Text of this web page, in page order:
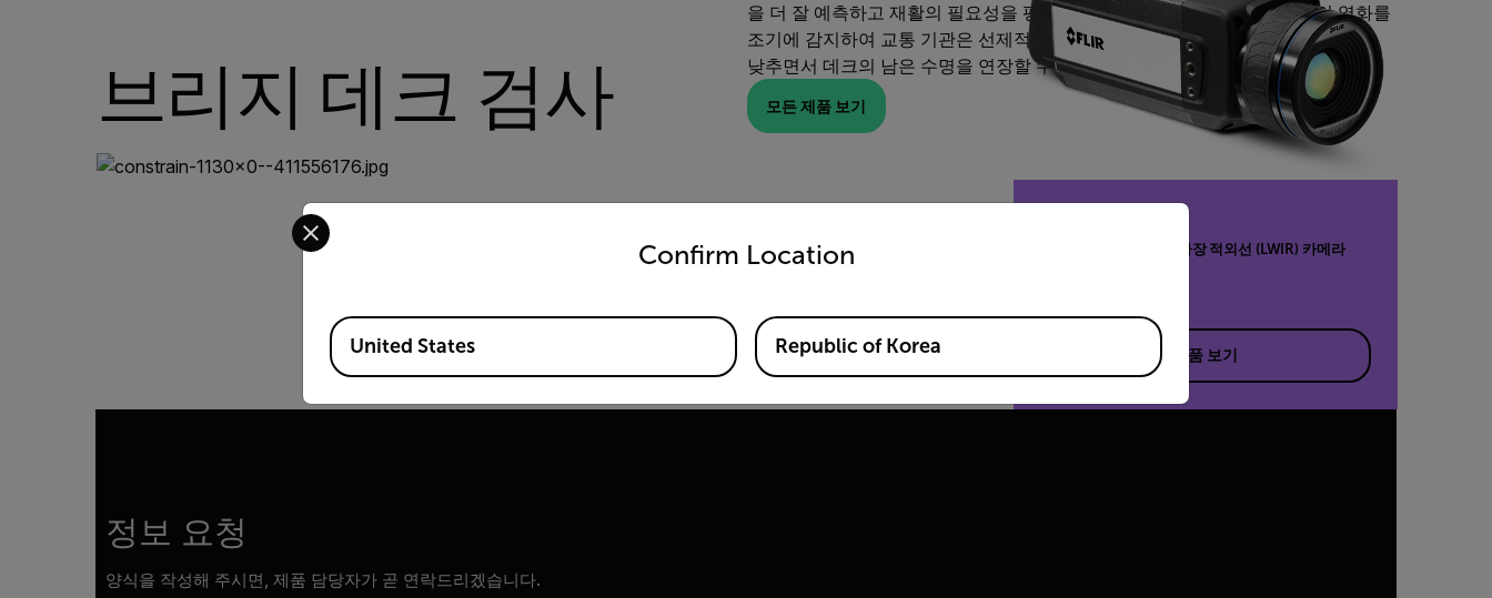
브리지 데크 검사
을 더 잘 예측하고 재활의 필요성을 평가하는 데 도움이 됩니다. 교량 표면의 열화를
조기에 감지하여 교통 기관은 선제적 유지보수 조치를 적용하여 수명 주기 비용을
낮추면서 데크의 남은 수명을 연장할 수 있습니다.
모든 제품 보기
고해상도 과학 등급 장파장 적외선 (LWIR) 카메라
제품 보기
정보 요청
양식을 작성해 주시면, 제품 담당자가 곧 연락드리겠습니다.
Confirm Location
Select your preferred country and language from the options below to access the appropriate version of our website.
Available Locations
United States Republic of Korea